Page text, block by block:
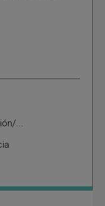
...